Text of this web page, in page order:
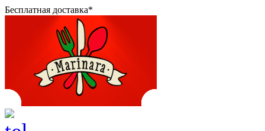
Бесплатная доставка*